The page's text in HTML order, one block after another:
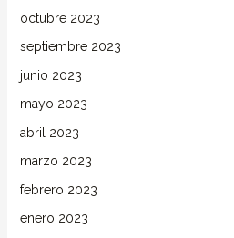
octubre 2023
septiembre 2023
junio 2023
mayo 2023
abril 2023
marzo 2023
febrero 2023
enero 2023